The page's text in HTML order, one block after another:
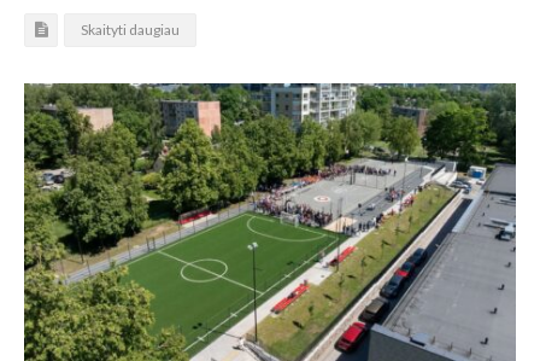
Skaityti daugiau